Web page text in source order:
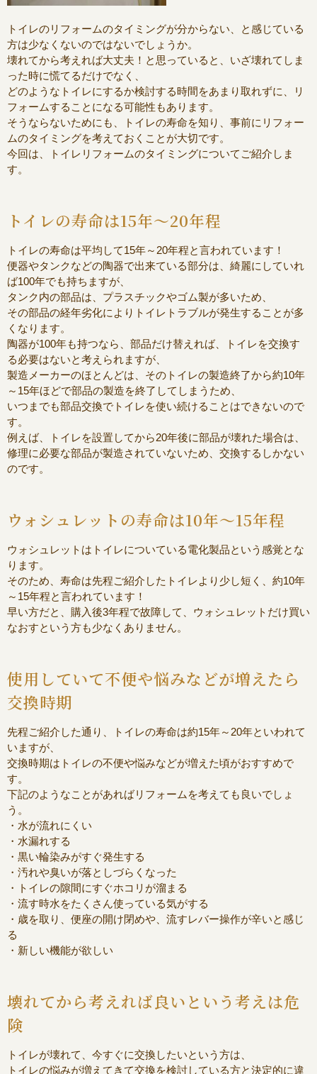
トイレのリフォームのタイミングが分からない、と感じている
方は少なくないのではないでしょうか。
壊れてから考えれば大丈夫！と思っていると、いざ壊れてしま
った時に慌てるだけでなく、
どのようなトイレにするか検討する時間をあまり取れずに、リ
フォームすることになる可能性もあります。
そうならないためにも、トイレの寿命を知り、事前にリフォー
ムのタイミングを考えておくことが大切です。
今回は、トイレリフォームのタイミングについてご紹介しま
す。
トイレの寿命は15年～20年程
トイレの寿命は平均して15年～ 20年程と言われています！
便器やタンクなどの陶器で出来ている部分は、綺麗にしていれ
ば100年でも持ちますが、
タンク内の部品は、プラスチックやゴム製が多いため、
その部品の経年劣化によりトイレトラブルが発生することが多
くなります。
陶器が100年も持つなら、部品だけ替えれば、トイレを交換す
る必要はないと考えられますが、
製造メーカーのほとんどは、そのトイレの製造終了から約10年
～ 15年ほどで部品の製造を終了してしまうため、
いつまでも部品交換でトイレを使い続けることはできないので
す。
例えば、トイレを設置してから20年後に部品が壊れた場合は、
修理に必要な部品が製造されていないため、交換するしかない
のです。
ウォシュレットの寿命は10年～15年程
ウォシュレットはトイレについている電化製品という感覚とな
ります。
そのため、寿命は先程ご紹介したトイレより少し短く、約10年
～ 15年程と言われています！
早い方だと、購入後3年程で故障して、ウォシュレットだけ買い
なおすという方も少なくありません。
使用していて不便や悩みなどが増えたら
交換時期
先程ご紹介した通り、トイレの寿命は約15年～ 20年といわれて
いますが、
交換時期はトイレの不便や悩みなどが増えた頃がおすすめで
す。
下記のようなことがあればリフォームを考えても良いでしょ
う。
・水が流れにくい
・水漏れする
・黒い輪染みがすぐ発生する
・汚れや臭いが落としづらくなった
・トイレの隙間にすぐホコリが溜まる
・流す時水をたくさん使っている気がする
・歳を取り、便座の開け閉めや、流すレバー操作が辛いと感じ
る
・新しい機能が欲しい
壊れてから考えれば良いという考えは危
険
トイレが壊れて、今すぐに交換したいという方は、
トイレの悩みが増えてきて交換を検討している方と決定的に違